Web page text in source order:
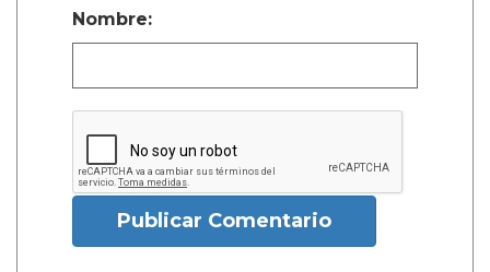
Nombre:
Publicar Comentario